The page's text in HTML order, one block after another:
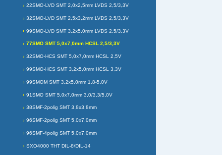
22SMO-LVD SMT 2,0x2,5mm LVDS 2,5/3,3V
32SMO-LVD SMT 2,5x3,2mm LVDS 2,5/3,3V
99SMO-LVD SMT 3,2x5,0mm LVDS 2,5/3,3V
77SMO SMT 5,0x7,0mm HCSL 2,5/3,3V
32SMO-HCS SMT 5,0x7,0mm HCSL 2,5V
99SMO-HCS SMT 3,2x5,0mm HCSL 3,3V
99SMOM SMT 3,2x5,0mm 1,8-5,0V
91SMO SMT 5,0x7,0mm 3,0/3,3/5,0V
38SMF-2polig SMT 3,8x3,8mm
96SMF-2polig SMT 5,0x7,0mm
96SMF-4polig SMT 5,0x7,0mm
SXO4000 THT DIL-8/DIL-14